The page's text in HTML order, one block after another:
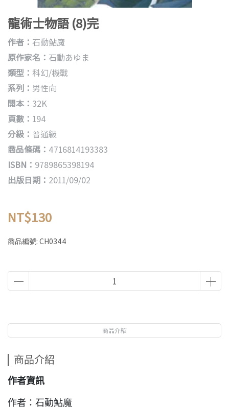
龍術士物語 (8)完
作者： 石動鮎魔
原作家名： 石動あゆま
類型： 科幻/機戰
系列： 男性向
開本： 32K
頁數： 194
分級： 普通級
商品條碼： 4716814193383
ISBN： 9789865398194
出版日期： 2011/09/02
NT$130
商品編號: CH0344
商品介紹
商品介紹
作者資訊
作者：石動鮎魔